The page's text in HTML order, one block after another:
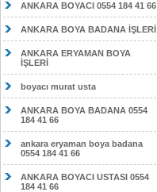
ANKARA BOYACI 0554 184 41 66
ANKARA BOYA BADANA İŞLERİ
ANKARA ERYAMAN BOYA
İŞLERİ
boyacı murat usta
ANKARA BOYA BADANA 0554
184 41 66
ankara eryaman boya badana
0554 184 41 66
ANKARA BOYACI USTASI 0554
184 41 66